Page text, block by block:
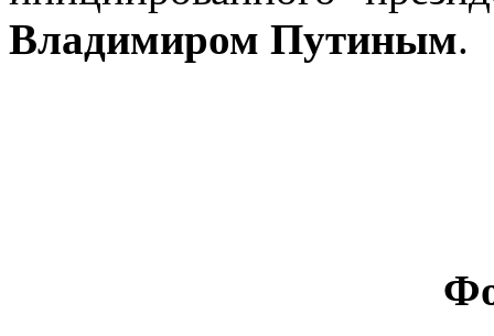
Владимиром Путиным.